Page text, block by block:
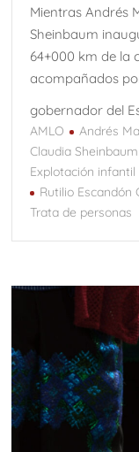
Mientras Andrés
Sheinbaum
64+000 km de la
acompañados
gobernador del
AMLO Andrés
Claudia Sheinbaum
Explotación infantil
Rutilio Escandón
Trata de personas